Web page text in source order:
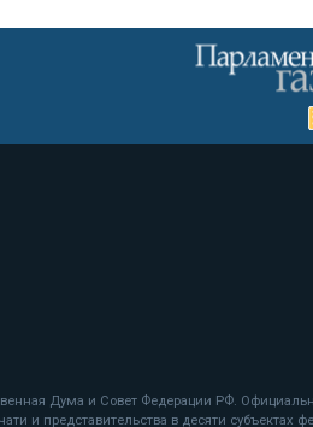
Дума и Совет Федерации РФ.
и представительства в десяти субъектах